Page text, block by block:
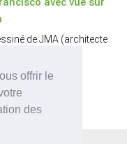
offrir le
des
de JMA (architecte